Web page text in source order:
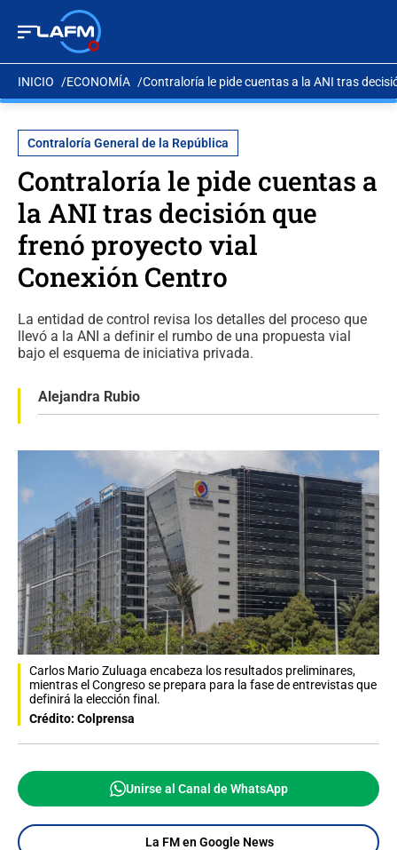
INICIO ECONOMÍA Contraloría le pide cuentas a la ANI tras
Contraloría General de la República
Contraloría le pide cuentas a
la ANI tras decisión que
frenó proyecto vial
Conexión Centro
La entidad de control revisa los detalles del proceso que
llevó a la ANI a definir el rumbo de una propuesta vial
bajo el esquema de iniciativa privada.
Alejandra Rubio
Carlos Mario Zuluaga encabeza los resultados preliminares,
mientras el Congreso se prepara para la fase de entrevistas que
definirá la elección final.
Crédito: Colprensa
Unirse al Canal de WhatsApp
La FM en Google News